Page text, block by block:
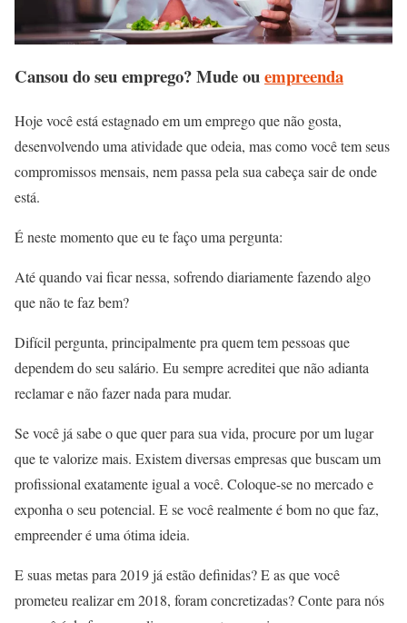
Cansou do seu emprego? Mude ouempreenda
Hoje você está estagnado em um emprego que não gosta,
desenvolvendo uma atividade que odeia, mas como você tem seus
compromissos mensais, nem passa pela sua cabeça sair de onde
está.
É neste momento que eu te faço uma pergunta:
Até quando vai ficar nessa, sofrendo diariamente fazendo algo
que não te faz bem?
Difícil pergunta, principalmente pra quem tem pessoas que
dependem do seu salário. Eu sempre acreditei que não adianta
reclamar e não fazer nada para mudar.
Se você já sabe o que quer para sua vida, procure por um lugar
que te valorize mais. Existem diversas empresas que buscam um
profissional exatamente igual a você. Coloque-se no mercado e
exponha o seu potencial. E se você realmente é bom no que faz,
empreender é uma ótima ideia.
E suas metas para 2019 já estão definidas? E as que você
prometeu realizar em 2018, foram concretizadas? Conte para nós